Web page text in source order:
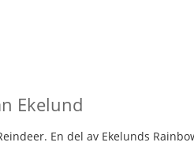
Ekelund
En del av Ekelunds